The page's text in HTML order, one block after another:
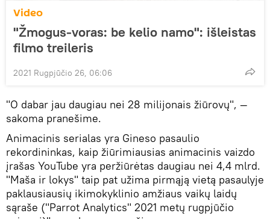
Video
"Žmogus-voras: be kelio namo": išleistas
filmo treileris
2021 Rugpjūčio 26, 06:06
"O dabar jau daugiau nei 28 milijonais žiūrovų", —
sakoma pranešime.
Animacinis serialas yra Gineso pasaulio
rekordininkas, kaip žiūrimiausias animacinis vaizdo
įrašas YouTube yra peržiūrėtas daugiau nei 4,4 mlrd.
"Maša ir lokys" taip pat užima pirmąją vietą pasaulyje
paklausiausių ikimokyklinio amžiaus vaikų laidų
sąraše ("Parrot Analytics" 2021 metų rugpjūčio